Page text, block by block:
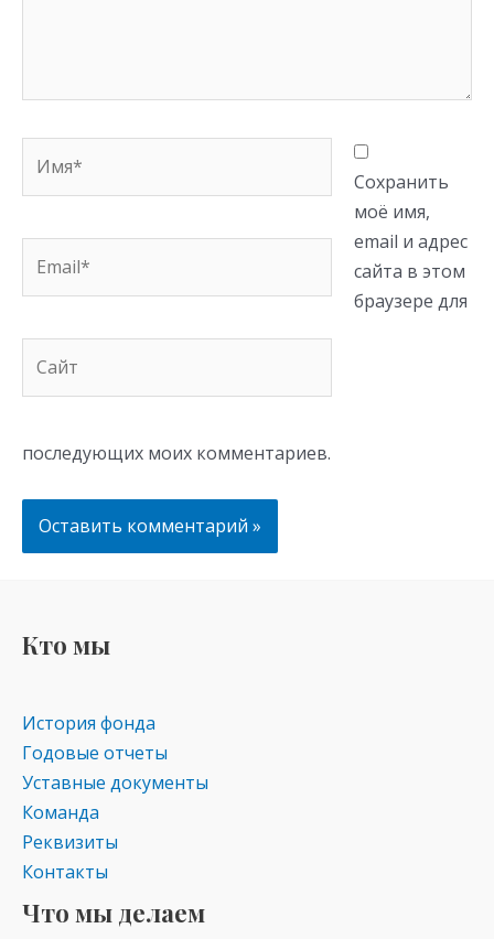
Сохранить
моё имя,
email и адрес
сайта в этом
браузере для
последующих моих комментариев.
Кто мы
История фонда
Годовые отчеты
Уставные документы
Команда
Реквизиты
Контакты
Что мы делаем